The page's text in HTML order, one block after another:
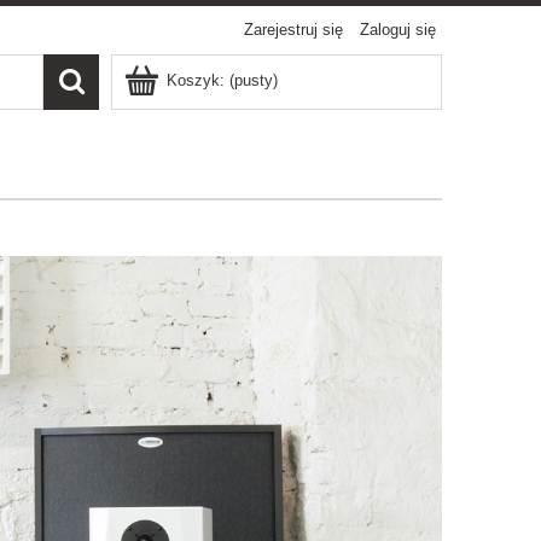
Zarejestruj się Zaloguj się
Koszyk: (pusty)